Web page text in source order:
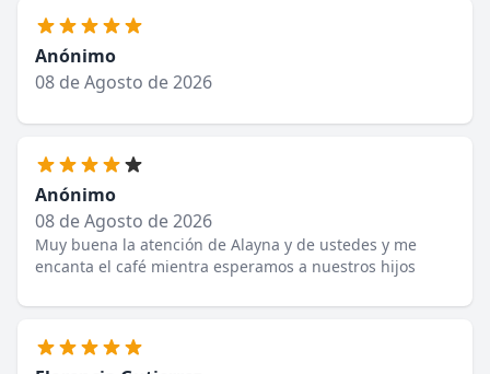
Anónimo
08 de Agosto de 2026
Anónimo
08 de Agosto de 2026
Muy buena la atención de Alayna y de ustedes y me
encanta el café mientra esperamos a nuestros hijos